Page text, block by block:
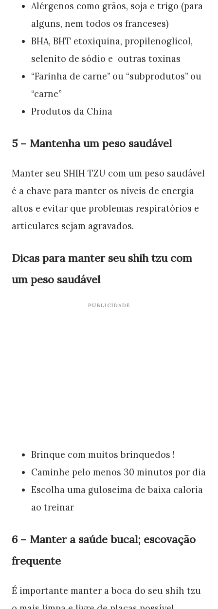
Alérgenos como grãos, soja e trigo (para
alguns, nem todos os franceses)
BHA, BHT etoxiquina, propilenoglicol,
selenito de sódio e outras toxinas
“Farinha de carne” ou “subprodutos” ou
“carne”
Produtos da China
5 – Mantenha um peso saudável
Manter seu SHIH TZU com um peso saudável
é a chave para manter os níveis de energia
altos e evitar que problemas respiratórios e
articulares sejam agravados.
Dicas para manter seu shih tzu com
um peso saudável
PUBLICIDADE
Brinque com muitos brinquedos !
Caminhe pelo menos 30 minutos por dia
Escolha uma guloseima de baixa caloria
ao treinar
6 – Manter a saúde bucal; escovação
frequente
É importante manter a boca do seu shih tzu